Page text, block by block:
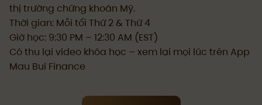
thị trường chứng khoán Mỹ.
Thời gian: Mỗi tối Thứ 2 & Thứ 4
Giờ học: 9:30 PM – 12:30 AM (EST)
Có thu lại video khóa học – xem lại mọi lúc trên App
Mau Bui Finance